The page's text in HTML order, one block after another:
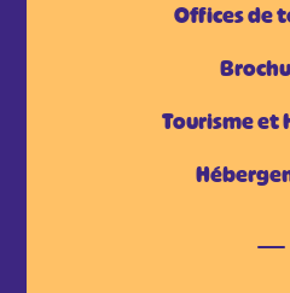
Offices de
Tourisme et